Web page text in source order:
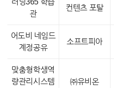
러닝365 학습
관
컨텐츠 포탈
어도비 네임드
계정공유
소프트피아
맞춤형학생역
량관리시스템
㈜유비온